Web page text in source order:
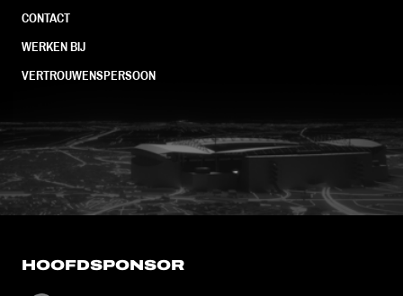
CONTACT
WERKEN BIJ
VERTROUWENSPERSOON
FC Utrecht<br>vanuit<br>het
HOOFDSPONSOR